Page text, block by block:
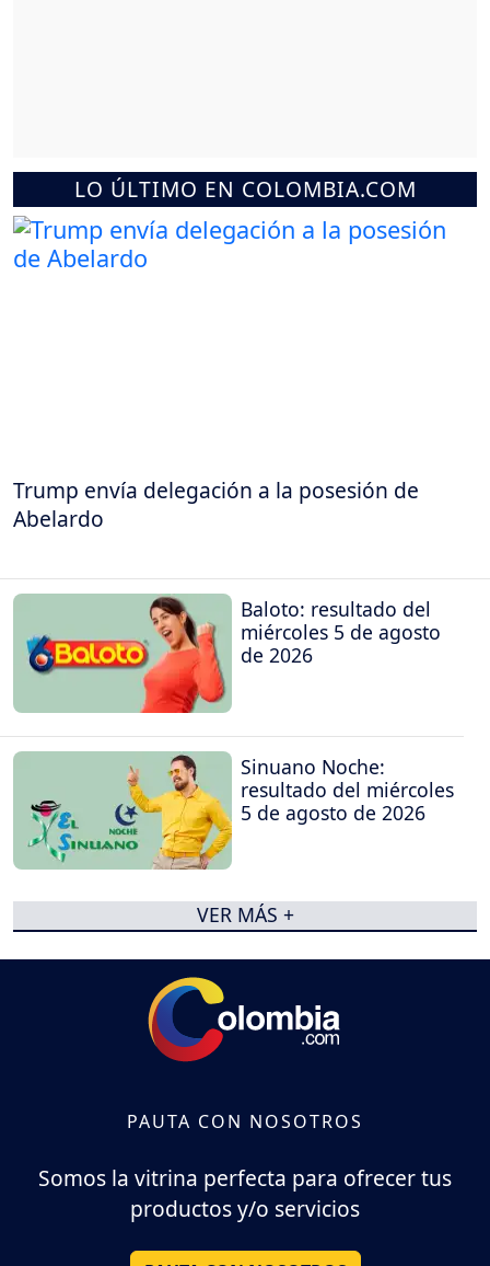
LO ÚLTIMO EN COLOMBIA.COM
Trump envía delegación a la posesión de
Abelardo
Baloto: resultado del
miércoles 5 de agosto
de 2026
Sinuano Noche:
resultado del miércoles
5 de agosto de 2026
VER MÁS +
PAUTA CON NOSOTROS
Somos la vitrina perfecta para ofrecer tus
productos y/o servicios